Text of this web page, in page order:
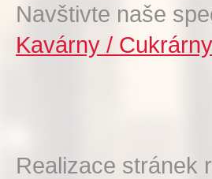
Navštivte naše
Kavárny / Cukrárny
Realizace stránek